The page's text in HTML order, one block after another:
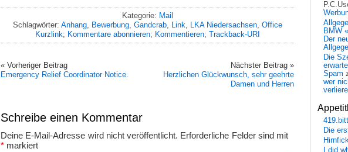
Kategorie: Mail
Schlagwörter: Anhang, Bewerbung, Gandcrab, Link, LKA Niedersachsen, Office
Kurzlink; Kommentare abonnieren; Kommentieren; Trackback-URI
« Vorheriger Beitrag
Emergency Relief Coordinator Notice.
Nächster Beitrag »
Herzlichen Glückwunsch, sehr geehrte
Damen und Herren
Schreibe einen Kommentar
Deine E-Mail-Adresse wird nicht veröffentlicht. Erforderliche Felder sind mit
* markiert
BMW
Der
Die
Spam
wer
Die
I did